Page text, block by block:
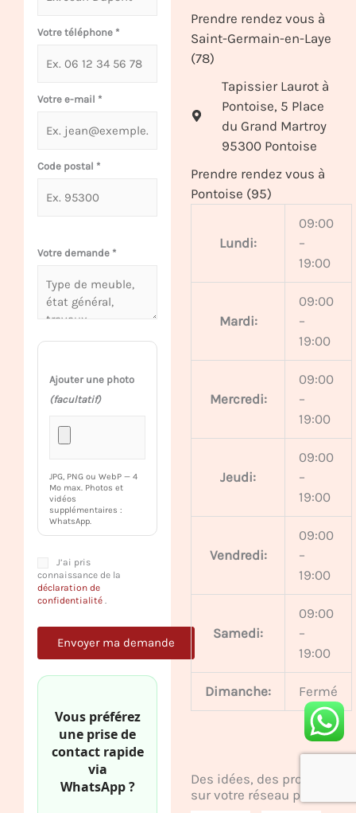
Votre téléphone *
Votre e-mail *
Code postal *
Votre demande *
Ajouter une photo
(facultatif)
JPG, PNG ou WebP — 4
Mo max. Photos et
vidéos
supplémentaires :
WhatsApp.
J’ai pris
connaissance de la
déclaration de
confidentialité .
Vous préférez
une prise de
contact rapide
via
WhatsApp ?
Prendre rendez vous à
Saint-Germain-en-Laye
(78)
Tapissier Laurot à
Pontoise, 5 Place
du Grand Martroy
95300 Pontoise
Prendre rendez vous à
Pontoise (95)
Lundi:
09:00
–
19:00
Mardi:
09:00
–
19:00
Mercredi:
09:00
–
19:00
Jeudi:
09:00
–
19:00
Vendredi:
09:00
–
19:00
Samedi:
09:00
–
19:00
Dimanche: Fermé
Des idées, des projets
sur votre réseau préféré.